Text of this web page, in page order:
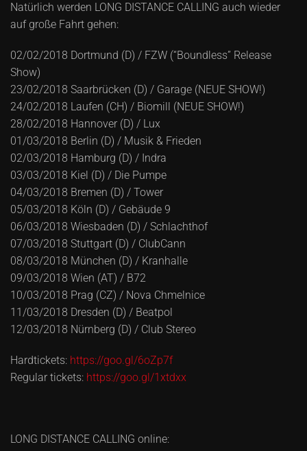
Natürlich werden LONG DISTANCE CALLING auch wieder
auf große Fahrt gehen:
02/02/2018 Dortmund (D) / FZW (“Boundless” Release
Show)
23/02/2018 Saarbrücken (D) / Garage (NEUE SHOW!)
24/02/2018 Laufen (CH) / Biomill (NEUE SHOW!)
28/02/2018 Hannover (D) / Lux
01/03/2018 Berlin (D) / Musik & Frieden
02/03/2018 Hamburg (D) / Indra
03/03/2018 Kiel (D) / Die Pumpe
04/03/2018 Bremen (D) / Tower
05/03/2018 Köln (D) / Gebäude 9
06/03/2018 Wiesbaden (D) / Schlachthof
07/03/2018 Stuttgart (D) / ClubCann
08/03/2018 München (D) / Kranhalle
09/03/2018 Wien (AT) / B72
10/03/2018 Prag (CZ) / Nova Chmelnice
11/03/2018 Dresden (D) / Beatpol
12/03/2018 Nürnberg (D) / Club Stereo
Hardtickets: https://goo.gl/6oZp7f
Regular tickets: https://goo.gl/1xtdxx
LONG DISTANCE CALLING online: